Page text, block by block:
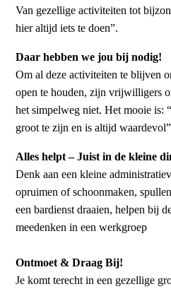
Van gezellige activiteiten tot
hier altijd iets te doen”.
Daar hebben we jou bij nodig!
Om al deze activiteiten te blijven
open te houden, zijn vrijwilligers
het simpelweg niet. Het mooie is:
groot te zijn en is altijd
Alles helpt – Juist in de kleine
Denk aan een kleine
opruimen of schoonmaken,
een bardienst draaien, helpen bij
meedenken in een werkgroep
Ontmoet & Draag Bij!
Je komt terecht in een gezellige